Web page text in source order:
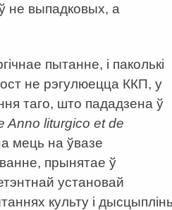
не выпадковых, а
пытанне, і паколькі
не рэгулюецца ККП, у
таго, што пададзена ў
Anno liturgico et de
мець на ўвазе
прынятае ў
установай
культу і